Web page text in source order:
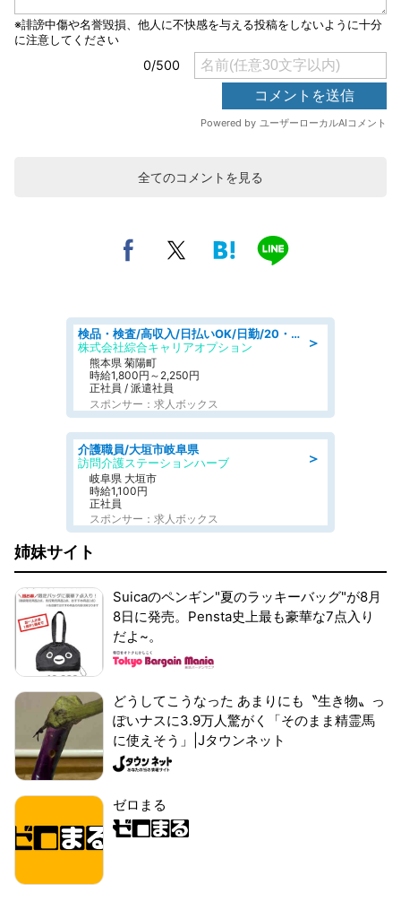
全てのコメントを見る
＞
検品・検査/高収入/日払いOK/日勤/20・30・40代活躍中/製造 工場
株式会社綜合キャリアオプション
熊本県 菊陽町
時給1,800円～2,250円
正社員 / 派遣社員
スポンサー：求人ボックス
＞
介護職員/大垣市岐阜県
訪問介護ステーションハーブ
岐阜県 大垣市
時給1,100円
正社員
スポンサー：求人ボックス
姉妹サイト
Suicaのペンギン"夏のラッキーバッグ"が8月
8日に発売。Pensta史上最も豪華な7点入り
だよ~。
どうしてこうなった あまりにも〝生き物〟っ
ぽいナスに3.9万人驚がく「そのまま精霊馬
に使えそう」|Jタウンネット
ゼロまる